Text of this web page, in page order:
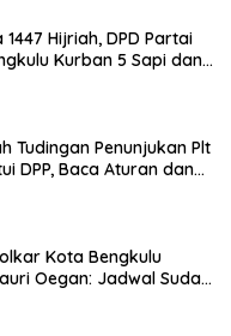
Hijriah, DPD Partai
Kurban 5 Sapi dan 1
Tudingan Penunjukan Plt
DPP, Baca Aturan dan
Kota Bengkulu
Oegan: Jadwal Sudah